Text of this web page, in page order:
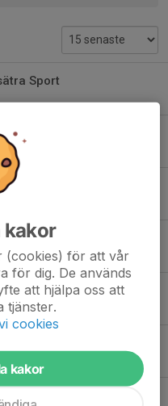
Sport
Sport
kakor
(cookies) för att vår
för dig. De används
att hjälpa oss att
tjänster.
cookies
kakor